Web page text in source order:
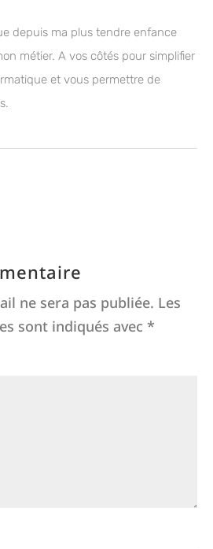
depuis ma plus tendre enfance
métier. A vos côtés pour simplifier
et vous permettre de
ne sera pas publiée. Les
sont indiqués avec *